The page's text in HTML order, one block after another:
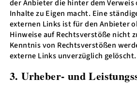
der Anbieter die hinter dem
Inhalte zu Eigen macht. Eine
externen Links ist für den Anbieter
Hinweise auf Rechtsverstöße nicht
Kenntnis von Rechtsverstößen
externe Links unverzüglich gelöscht.
3. Urheber- und